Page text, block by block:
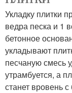
Укладку плитки
ведра песка и 1
бетонное
укладывают
песчаную смесь
утрамбуется, а
станет вровень